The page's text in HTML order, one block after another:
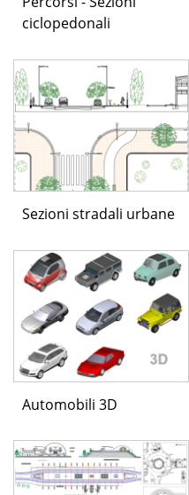
ciclopedonali
Sezioni stradali urbane
Automobili 3D